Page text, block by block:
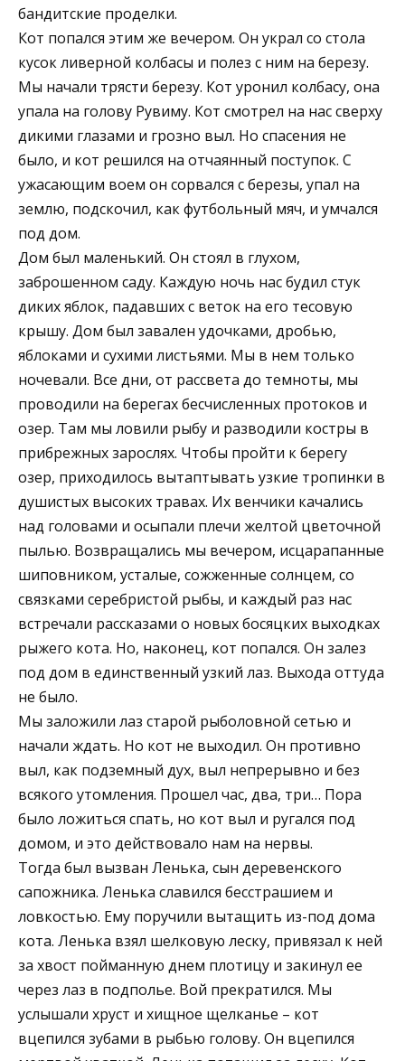
бандитские проделки.
Кот попался этим же вечером. Он украл со стола
кусок ливерной колбасы и полез с ним на березу.
Мы начали трясти березу. Кот уронил колбасу, она
упала на голову Рувиму. Кот смотрел на нас сверху
дикими глазами и грозно выл. Но спасения не
было, и кот решился на отчаянный поступок. С
ужасающим воем он сорвался с березы, упал на
землю, подскочил, как футбольный мяч, и умчался
под дом.
Дом был маленький. Он стоял в глухом,
заброшенном саду. Каждую ночь нас будил стук
диких яблок, падавших с веток на его тесовую
крышу. Дом был завален удочками, дробью,
яблоками и сухими листьями. Мы в нем только
ночевали. Все дни, от рассвета до темноты, мы
проводили на берегах бесчисленных протоков и
озер. Там мы ловили рыбу и разводили костры в
прибрежных зарослях. Чтобы пройти к берегу
озер, приходилось вытаптывать узкие тропинки в
душистых высоких травах. Их венчики качались
над головами и осыпали плечи желтой цветочной
пылью. Возвращались мы вечером, исцарапанные
шиповником, усталые, сожженные солнцем, со
связками серебристой рыбы, и каждый раз нас
встречали рассказами о новых босяцких выходках
рыжего кота. Но, наконец, кот попался. Он залез
под дом в единственный узкий лаз. Выхода оттуда
не было.
Мы заложили лаз старой рыболовной сетью и
начали ждать. Но кот не выходил. Он противно
выл, как подземный дух, выл непрерывно и без
всякого утомления. Прошел час, два, три… Пора
было ложиться спать, но кот выл и ругался под
домом, и это действовало нам на нервы.
Тогда был вызван Ленька, сын деревенского
сапожника. Ленька славился бесстрашием и
ловкостью. Ему поручили вытащить из-под дома
кота. Ленька взял шелковую леску, привязал к ней
за хвост пойманную днем плотицу и закинул ее
через лаз в подполье. Вой прекратился. Мы
услышали хруст и хищное щелканье – кот
вцепился зубами в рыбью голову. Он вцепился